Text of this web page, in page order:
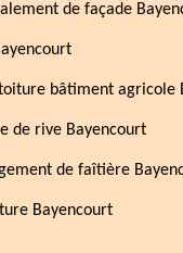
de façade
bâtiment agricole
de rive Bayencourt
de faîtière
Bayencourt